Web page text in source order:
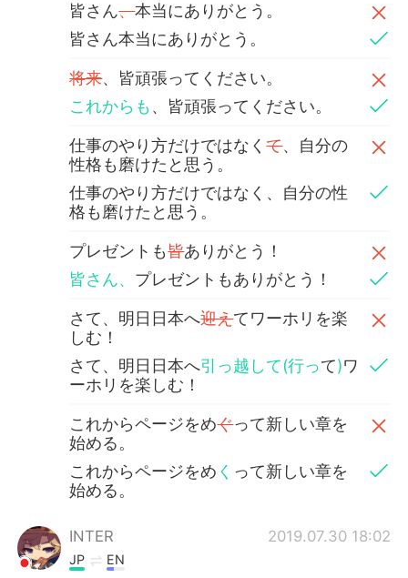
皆さん、本当にありがとう。
皆さん本当にありがとう。
将来、皆頑張ってください。
これからも 、皆頑張ってください。
仕事のやり方だけではなくて、自分の
性格も磨けたと思う。
仕事のやり方だけではなく、自分の性
格も磨けたと思う。
プレゼントも皆ありがとう！
皆さん、 プレゼントもありがとう！
さて、明日日本へ迎えてワーホリを楽
しむ！
さて、明日日本へ引っ越して(行って)ワ
ーホリを楽しむ！
これからページをめぐって新しい章を
始める。
これからページをめ く って新しい章を
始める。
INTER 2019.07.30 18:02
JP EN